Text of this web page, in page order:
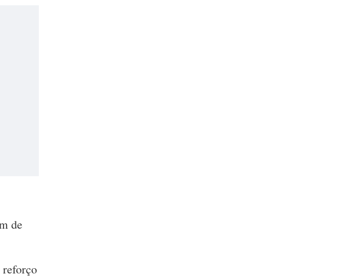
de
reforço